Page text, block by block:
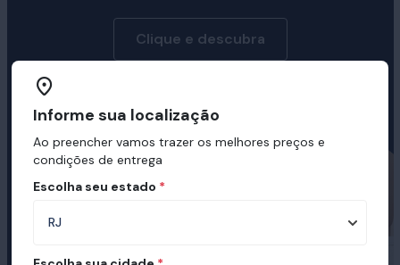
Clique e descubra
Informe sua localização
Ao preencher vamos trazer os melhores preços e
condições de entrega
Escolha seu estado *